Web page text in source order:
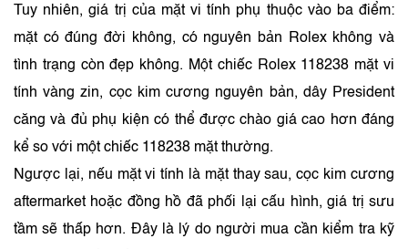
Tuy nhiên, giá trị của mặt vi tính phụ thuộc vào ba điểm:
mặt có đúng đời không, có nguyên bản Rolex không và
tình trạng còn đẹp không. Một chiếc Rolex 118238 mặt vi
tính vàng zin, cọc kim cương nguyên bản, dây President
căng và đủ phụ kiện có thể được chào giá cao hơn đáng
kể so với một chiếc 118238 mặt thường.
Ngược lại, nếu mặt vi tính là mặt thay sau, cọc kim cương
aftermarket hoặc đồng hồ đã phối lại cấu hình, giá trị sưu
tầm sẽ thấp hơn. Đây là lý do người mua cần kiểm tra kỹ